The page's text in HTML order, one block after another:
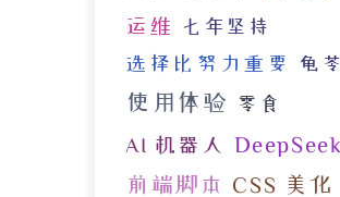
运维 七年坚持
选择比努力重要 龟
使用体验 零食
AI 机器人
DeepSeek
前端脚本
CSS 美化